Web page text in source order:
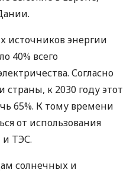
источников энергии
40% всего
Согласно
страны, к 2030 году этот
65%. К тому времени
от использования
и ТЭС.
солнечных и